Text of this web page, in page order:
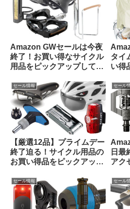
Amazon GWセールは今夜
終了！お買い得なサイクル
用品をピックアップしてみ
タイ
い得
で】
セール情報
【厳選12品】プライムデー
終了迫る！サイクル用品の
お買い得品をピックアップ
セール
日最
アク
しま
セール情報 セール